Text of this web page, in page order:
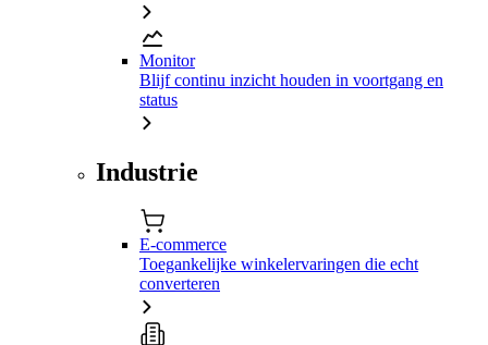
Monitor
Blijf continu inzicht houden in voortgang en
status
Industrie
E-commerce
Toegankelijke winkelervaringen die echt
converteren